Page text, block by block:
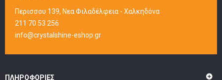
Περισσου 139, Νεα Φιλαδέλφεια - Χαλκηδόνα
211 70 53 256
info@crystalshine-eshop.gr
ΠΛΗΡΟΦΟΡΊΕΣ